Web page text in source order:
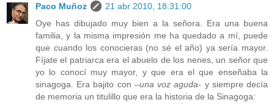
Paco Muñoz
21 abr 2010, 18:31:00
Oye has dibujado muy bien a la señora. Era una buena
familia, y la misma impresión me ha quedado a mí, puede
que cuando los conocieras (no sé el año) ya sería mayor.
Fíjate el patriarca era el abuelo de los nenes, un señor que
yo lo conocí muy mayor, y que era el que enseñaba la
sinagoga. Era bajito con –una voz aguda- y siempre decía
de memoria un titulillo que era la historia de la Sinagoga: